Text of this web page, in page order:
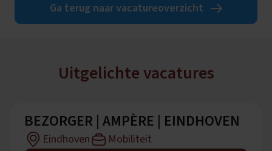
Ga terug naar vacatureoverzicht
Uitgelichte vacatures
BEZORGER | AMPÈRE | EINDHOVEN
Eindhoven
Mobiliteit